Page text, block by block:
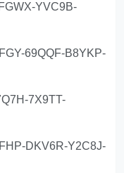
YVC9B-
69QQF-B8YKP-
7X9TT-
DKV6R-Y2C8J-